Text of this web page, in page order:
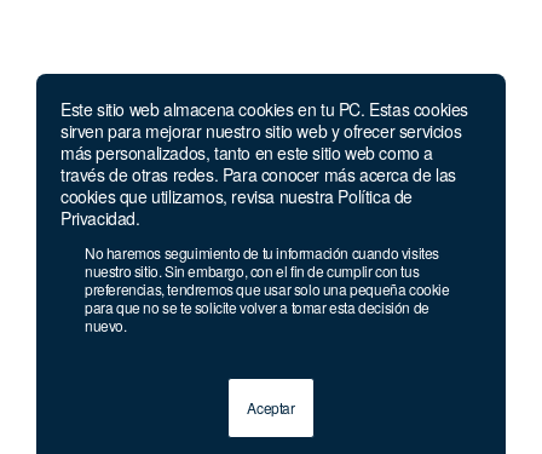
Este sitio web almacena cookies en tu PC. Estas cookies
sirven para mejorar nuestro sitio web y ofrecer servicios
más personalizados, tanto en este sitio web como a
través de otras redes. Para conocer más acerca de las
cookies que utilizamos, revisa nuestra Política de
Privacidad.
No haremos seguimiento de tu información cuando visites
nuestro sitio. Sin embargo, con el fin de cumplir con tus
preferencias, tendremos que usar solo una pequeña cookie
para que no se te solicite volver a tomar esta decisión de
nuevo.
Aceptar
Llámanos
Lunes a jueves de 7 a.m.
a 5:00 p.m. Viernes de
7 a.m. a 4 p.m. Sábados de 8 a.m. a 2 p.m.
Celular y Whatsapp:333 033 40 39
Bogotá:381 92 69